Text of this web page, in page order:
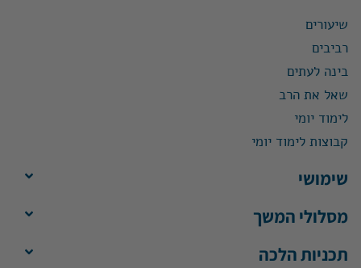
שיעורים
רביבים
בינה לעתים
שאל את הרב
לימוד יומי
קבוצות לימוד יומי
שימושי
מסלולי המשך
תכניות הלכה